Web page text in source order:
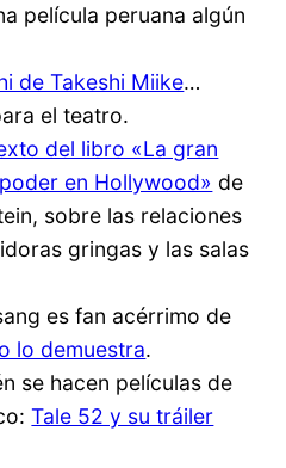
película peruana algún
de Takeshi Miike…
el teatro.
del libro «La gran
en Hollywood» de
sobre las relaciones
gringas y las salas
es fan acérrimo de
lo demuestra.
se hacen películas de
Tale 52 y su tráiler